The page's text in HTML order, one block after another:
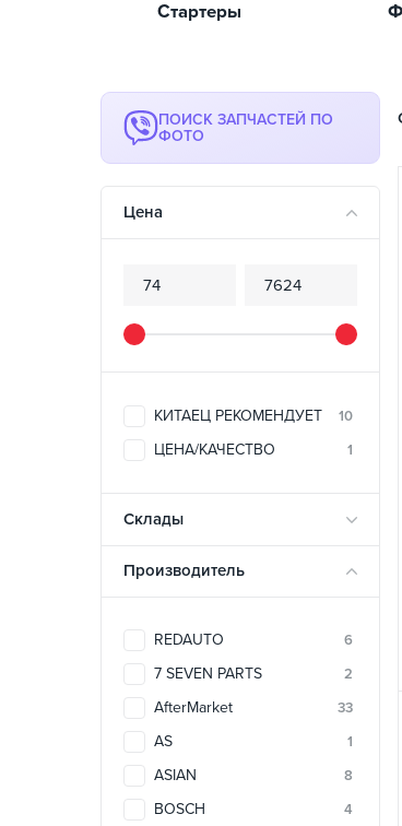
Стартеры
ПОИСК ЗАПЧАСТЕЙ ПО
ФОТО
Цена
КИТАЕЦ РЕКОМЕНДУЕТ 10
ЦЕНА/КАЧЕСТВО 1
Склады
Производитель
REDAUTO 6
7 SEVEN PARTS 2
AfterMarket 33
AS 1
ASIAN 8
BOSCH 4